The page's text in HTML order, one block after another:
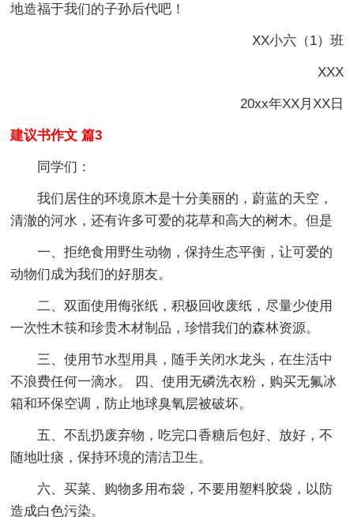
地造福于我们的子孙后代吧！
XX小六（1）班
XXX
20xx年XX月XX日
建议书作文 篇3
同学们：
我们居住的环境原木是十分美丽的，蔚蓝的天空，
清澈的河水，还有许多可爱的花草和高大的树木。但是
一、拒绝食用野生动物，保持生态平衡，让可爱的
动物们成为我们的好朋友。
二、双面使用侮张纸，积极回收废纸，尽量少使用
一次性木筷和珍贵木材制品，珍惜我们的森林资源。
三、使用节水型用具，随手关闭水龙头，在生活中
不浪费任何一滴水。 四、使用无磷洗衣粉，购买无氟冰
箱和环保空调，防止地球臭氧层被破坏。
五、不乱扔废弃物，吃完口香糖后包好、放好，不
随地吐痰，保持环境的清洁卫生。
六、买菜、购物多用布袋，不要用塑料胶袋，以防
造成白色污染。